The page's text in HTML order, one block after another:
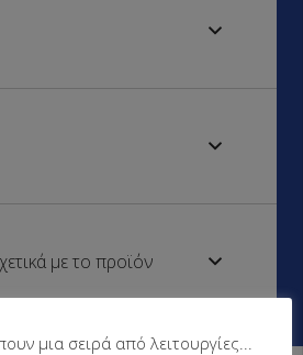
με το προϊόν
μια σειρά από λειτουργίες...